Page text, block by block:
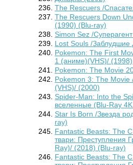
The Rescuers /
The Rescuers Down
(1990) (Blu-ray)
Simon Sez /
Lost Souls /
Pokemon: The First
1 (аниме)(VHS)/ (1998)
Pokemon: The Movie
Pokemon 3: The
(VHS)/ (2000)
Spider-Man: Into the
вселенные (Blu-Ray
Star Is Born /Звезда
ray)
Fantastic Beasts: The
твари: Преступления
Ray)/ (2018) (Blu-ray)
Fantastic Beasts: The